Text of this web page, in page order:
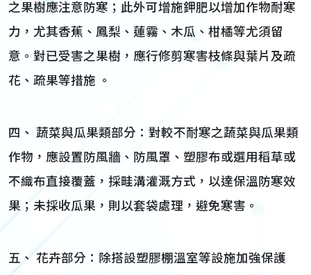
之果樹應注意防寒；此外可增施鉀肥以增加作物耐寒
力，尤其香蕉、鳳梨、蓮霧、木瓜、柑橘等尤須留
意。對已受害之果樹，應行修剪寒害枝條與葉片及疏
花、疏果等措施 。
四、 蔬菜與瓜果類部分：對較不耐寒之蔬菜與瓜果類
作物，應設置防風牆、防風罩、塑膠布或選用稻草或
不織布直接覆蓋，採畦溝灌溉方式，以達保溫防寒效
果；未採收瓜果，則以套袋處理，避免寒害。
五、 花卉部分：除搭設塑膠棚溫室等設施加強保護